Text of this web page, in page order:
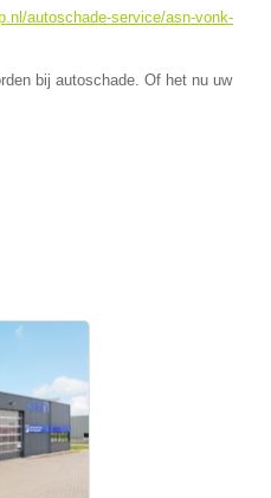
autoschade-service/asn-vonk-
bij autoschade. Of het nu uw